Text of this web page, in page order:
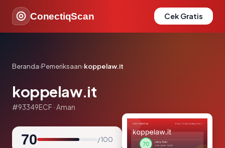
ConectiqScan Cek Gratis
Beranda›Pemeriksaan›koppelaw.it
koppelaw.it
#93349ECF · Aman
70 / 100